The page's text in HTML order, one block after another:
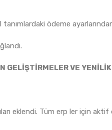
ödeme
GELİŞTİRMELER VE
eklendi. Tüm erp ler için aktif